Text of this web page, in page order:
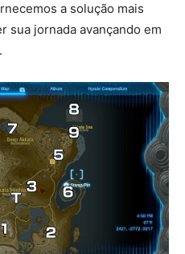
a solução mais
sua jornada avançando em